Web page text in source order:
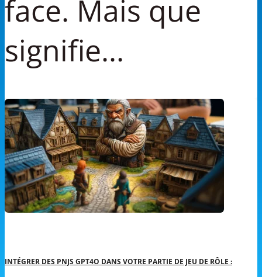
face. Mais que
signifie...
INTÉGRER DES PNJS GPT4O DANS VOTRE PARTIE DE JEU DE RÔLE :